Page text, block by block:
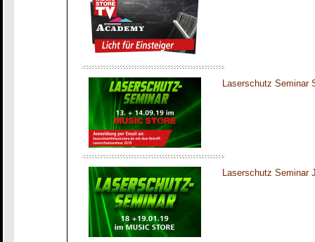
Laserschutz Seminar
Laserschutz Seminar